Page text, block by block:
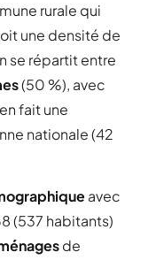
rurale qui
une densité de
se répartit entre
(50 %), avec
fait une
nationale (42
avec
(537 habitants)
de